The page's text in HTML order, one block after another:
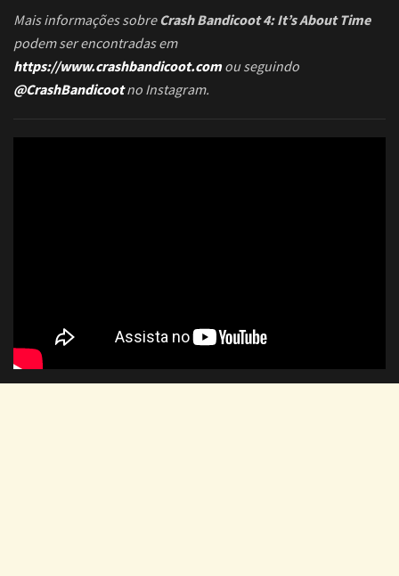
Mais informações sobreCrash Bandicoot 4: It’s About Time
podem ser encontradas em
https://www.crashbandicoot.comou seguindo
@CrashBandicootno Instagram.